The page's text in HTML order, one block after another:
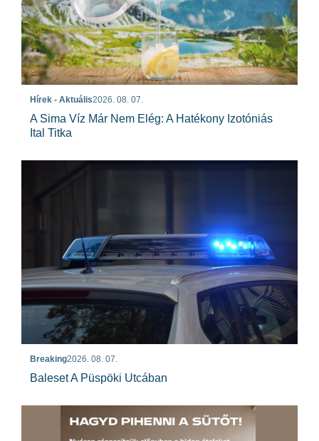
Hírek - Aktuális2026. 08. 07.
A Sima Víz Már Nem Elég: A Hatékony Izotóniás
Ital Titka
Breaking2026. 08. 07.
Baleset A Püspöki Utcában